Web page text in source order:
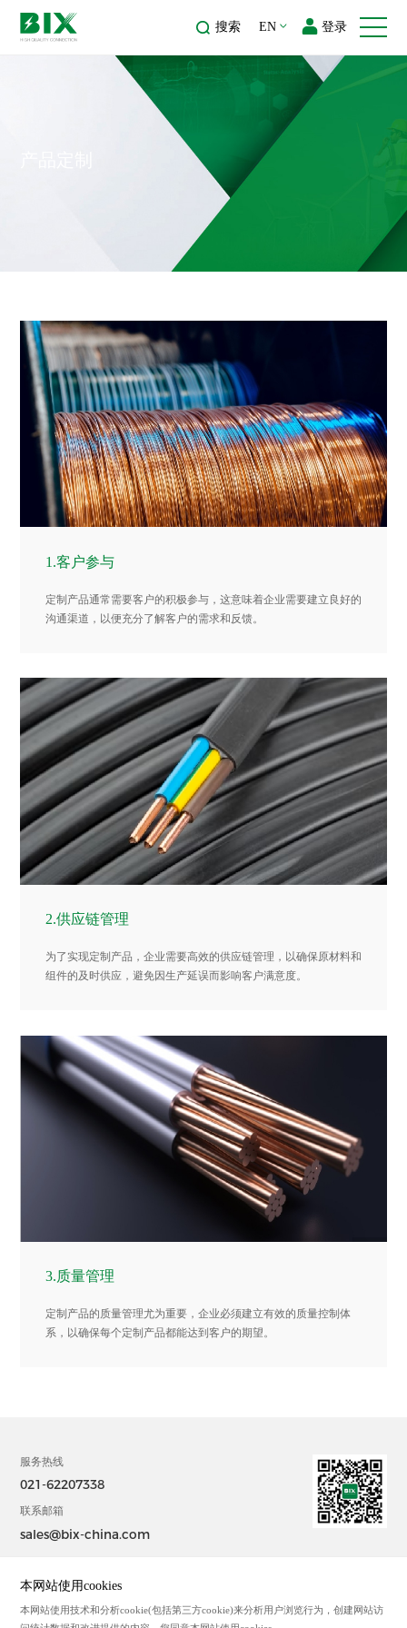
搜索 EN 登录
1.客户参与
定制产品通常需要客户的积极参与，这意味着企业需要建立良好的
沟通渠道，以便充分了解客户的需求和反馈。
2.供应链管理
为了实现定制产品，企业需要高效的供应链管理，以确保原材料和
组件的及时供应，避免因生产延误而影响客户满意度。
3.质量管理
定制产品的质量管理尤为重要，企业必须建立有效的质量控制体
系，以确保每个定制产品都能达到客户的期望。
服务热线
021-62207338
联系邮箱
sales@bix-china.com
@2023中国 上海毕科电子有限公司版权所有
Powered by zhulu
本网站使用cookies
本网站使用技术和分析cookie(包括第三方cookie)来分析用户浏览行为，创建网站访